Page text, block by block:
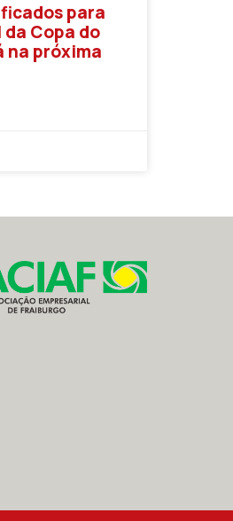
para
Copa do
na próxima